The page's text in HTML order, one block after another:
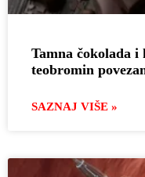
Tamna čokolada
teobromin
SAZNAJ VIŠE »